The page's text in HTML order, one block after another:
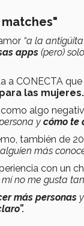
“a la
apps (pero)
a CONECTA que
para las mujeres.
algo
y cómo te
también de
más
con un
no me gusta
más personas